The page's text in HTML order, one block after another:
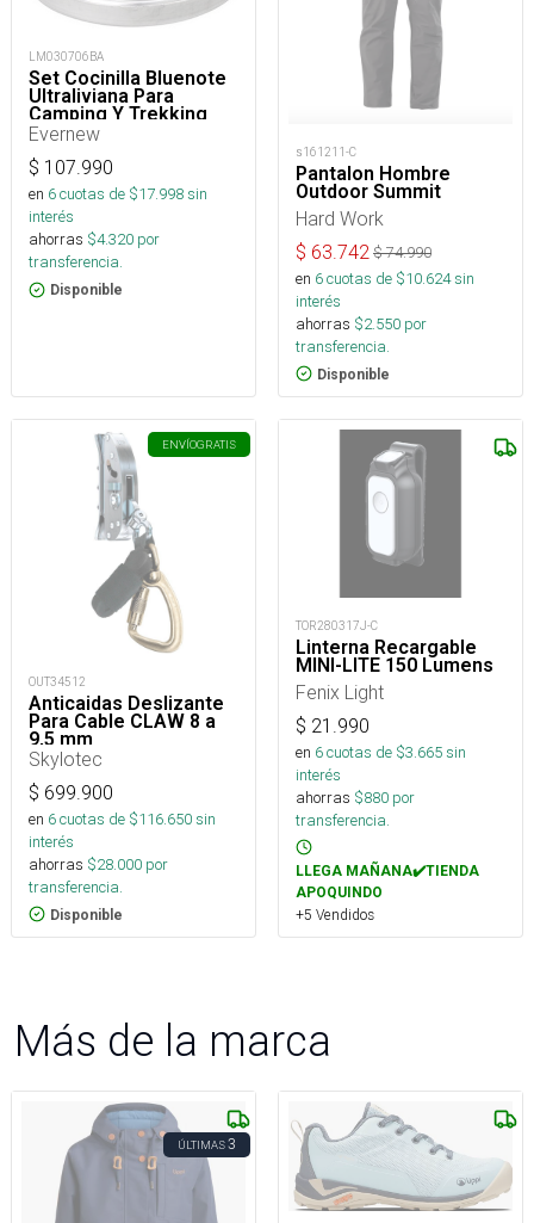
LM030706BA
Set Cocinilla Bluenote
Ultraliviana Para
Camping Y Trekking
Evernew
$ 107.990
en 6cuotas de $17.998sin
interés
ahorras $4.320 por
transferencia.
Disponible
s161211-C
Pantalon Hombre
Outdoor Summit
Hard Work
$ 63.742 $74.990
en 6cuotas de $10.624sin
interés
ahorras $2.550 por
transferencia.
Disponible
ENVÍOGRATIS
OUT34512
Anticaidas Deslizante
Para Cable CLAW 8 a
9,5 mm
Skylotec
$ 699.900
en 6cuotas de $116.650sin
interés
ahorras $28.000 por
transferencia.
Disponible
TOR280317J-C
Linterna Recargable
MINI-LITE 150 Lumens
Fenix Light
$ 21.990
en 6cuotas de $3.665sin
interés
ahorras $880 por
transferencia.
LLEGA MAÑANA✔️TIENDA
APOQUINDO
+5 Vendidos
Más de la marca
ÚLTIMAS3